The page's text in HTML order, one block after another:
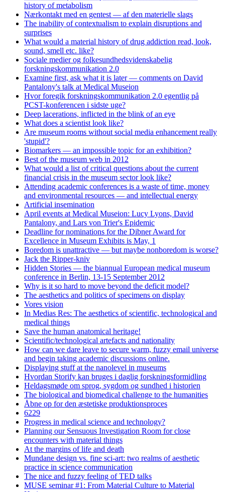
history of metabolism
Nærkontakt med en gentest — af den materielle slags
The inability of contextualism to explain disruptions and
surprises
What would a material history of drug addiction read, look,
sound, smell etc. like?
Sociale medier og folkesundhedsvidenskabelig
forskningskommunikation 2.0
Examine first, ask what it is later — comments on David
Pantalony's talk at Medical Museion
Hvor foregik forskningskommunikation 2.0 egentlig på
PCST-konferencen i sidste uge?
Deep lacerations, inflicted in the blink of an eye
What does a scientist look like?
Are museum rooms without social media enhancement really
'stupid'?
Biomarkers — an impossible topic for an exhibition?
Best of the museum web in 2012
What would a list of critical questions about the current
financial crisis in the museum sector look like?
Attending academic conferences is a waste of time, money
and environmental resources — and intellectual energy
Artificial insemination
April events at Medical Museion: Lucy Lyons, David
Pantalony, and Lars von Trier's Epidemic
Deadline for nominations for the Dibner Award for
Excellence in Museum Exhibits is May, 1
Boredom is unattractive — but maybe nonboredom is worse?
Jack the Ripper-kniv
Hidden Stories — the biannual European medical museum
conference in Berlin, 13-15 September 2012
Why is it so hard to move beyond the deficit model?
The aesthetics and politics of specimens on display
Vores vision
In Medias Res: The aesthetics of scientific, technological and
medical things
Save the human anatomical heritage!
Scientific/technological artefacts and nationality
How can we dare leave to secure warm, fuzzy email universe
and begin taking academic discussions online.
Displaying stuff at the nanolevel in museums
Hvordan Storify kan bruges i daglig forskningsformidling
Heldagsmøde om sprog, sygdom og sundhed i historien
The biological and biomedical challenge to the humanities
Åbne op for den æstetiske produktionsproces
6229
Progress in medical science and technology?
Planning our Sensuous Investigation Room for close
encounters with material things
At the margins of life and death
Mundane design vs. fine sci-art: two realms of aesthetic
practice in science communication
The nice and fuzzy feeling of TED talks
MUSE seminar #1: From Material Culture to Material